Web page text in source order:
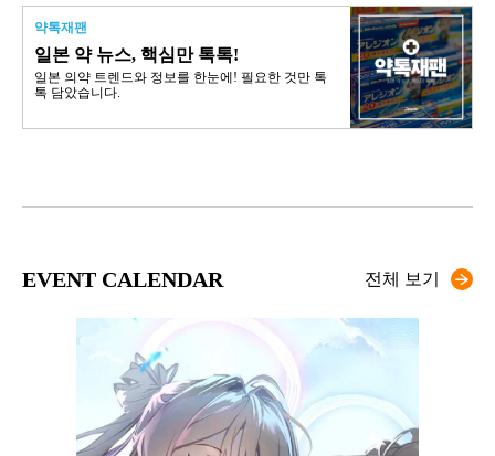
약톡재팬
일본 약 뉴스, 핵심만 톡톡!
일본 의약 트렌드와 정보를 한눈에! 필요한 것만 톡
톡 담았습니다.
EVENT CALENDAR 전체 보기